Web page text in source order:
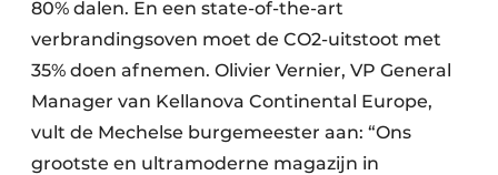
80% dalen. En een state-of-the-art
verbrandingsoven moet de CO2-uitstoot met
35% doen afnemen. Olivier Vernier, VP General
Manager van Kellanova Continental Europe,
vult de Mechelse burgemeester aan: “Ons
grootste en ultramoderne magazijn in